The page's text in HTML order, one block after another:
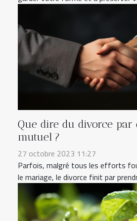
Que dire du divorce par
mutuel ?
27 octobre 2023 11:27
Parfois, malgré tous les efforts
le mariage, le divorce finit par